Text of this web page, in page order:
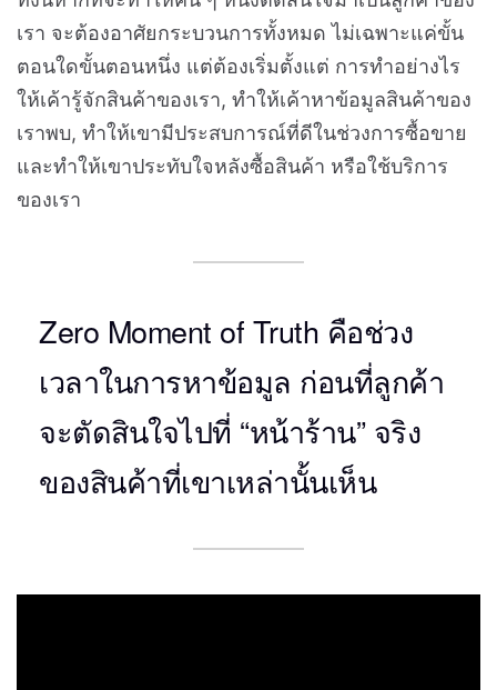
เรา จะต้องอาศัยกระบวนการทั้งหมด ไม่เฉพาะแค่ขั้น
ตอนใดขั้นตอนหนึ่ง แต่ต้องเริ่มตั้งแต่ การทำอย่างไร
ให้เค้ารู้จักสินค้าของเรา, ทำให้เค้าหาข้อมูลสินค้าของ
เราพบ, ทำให้เขามีประสบการณ์ที่ดีในช่วงการซื้อขาย
และทำให้เขาประทับใจหลังซื้อสินค้า หรือใช้บริการ
ของเรา
Zero Moment of Truth คือช่วง
เวลาในการหาข้อมูล ก่อนที่ลูกค้า
จะตัดสินใจไปที่ “หน้าร้าน” จริง
ของสินค้าที่เขาเหล่านั้นเห็น